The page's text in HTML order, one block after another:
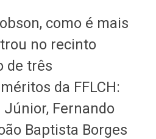
como é mais
no recinto
de três
da FFLCH:
Fernando
Baptista Borges